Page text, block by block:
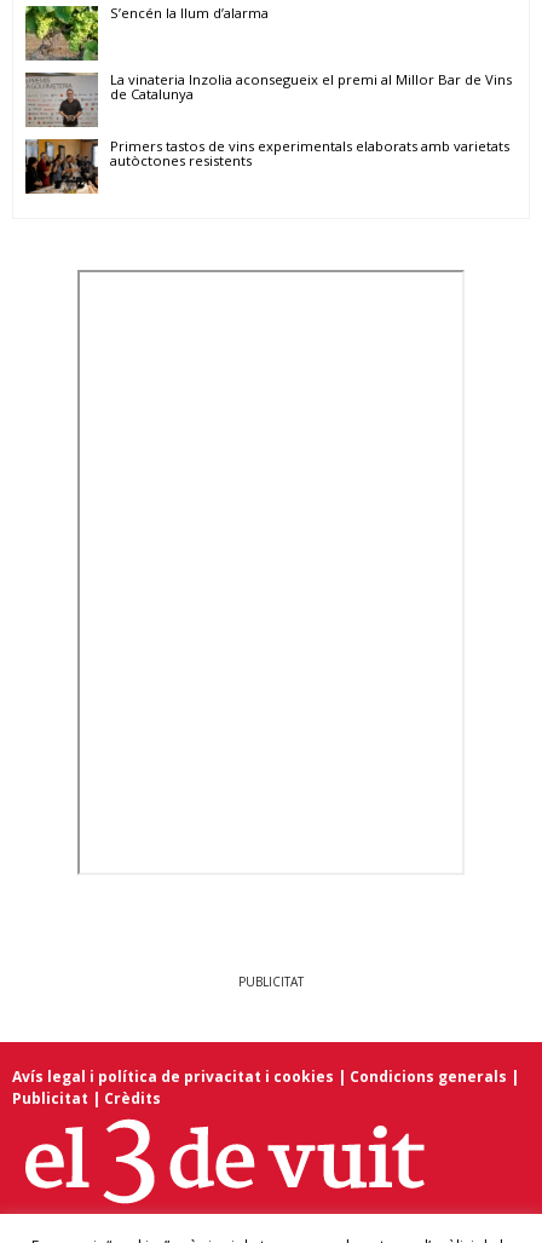
S’encén la llum d’alarma
La vinateria Inzolia aconsegueix el premi al Millor Bar de Vins
de Catalunya
Primers tastos de vins experimentals elaborats amb varietats
autòctones resistents
PUBLICITAT
Avís legal i política de privacitat i cookies | Condicions generals |
Publicitat | Crèdits